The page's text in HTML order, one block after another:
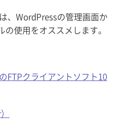
、WordPressの管理画面か
使用をオススメします。
FTPクライアントソフト10